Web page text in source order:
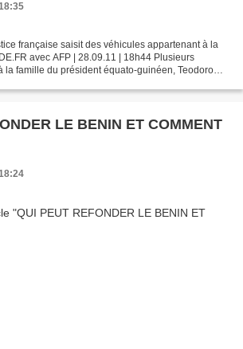
française saisit des véhicules appartenant à la
avec AFP | 28.09.11 | 18h44 Plusieurs
la famille du président équato-guinéen, Teodoro
LE BENIN ET COMMENT